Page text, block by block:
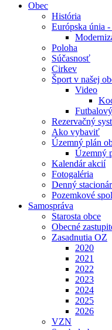
Obec
História
Európska únia
Poloha
Súčasnosť
Cirkev
Šport v našej
Video
Rezervačný
Ako vybaviť
Územný plán
Územný
Kalendár akcií
Fotogaléria
Denný stacionár
Pozemkové
Samospráva
Starosta obce
Obecné
Zasadnutia OZ
2020
2021
2022
2023
2024
2025
2026
VZN